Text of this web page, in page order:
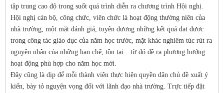
tập trung cao độ trong suốt quá trình diễn ra chương trình Hội nghị.
Hội nghị cán bộ, công chức, viên chức là hoạt động thường niên của
nhà trường, một mặt đánh giá, tuyên dương những kết quả đạt được
trong công tác giáo dục của năm học trước, mặt khác nghiêm túc rút ra
nguyên nhân của những hạn chế, tồn tại…từ đó đề ra phương hướng
hoạt động phù hợp cho năm học mới.
Đây cũng là dịp để mỗi thành viên thực hiện quyền dân chủ đề xuất ý
kiến, bày tỏ nguyện vọng đối với lãnh đạo nhà trường. Trực tiếp đặt